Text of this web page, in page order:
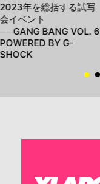
2023年を総括する試写
会イベント
──GANG BANG VOL. 6
POWERED BY G-
SHOCK